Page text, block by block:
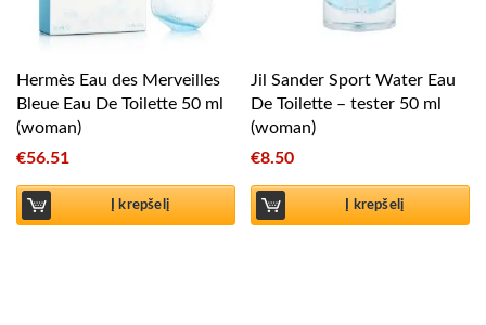
Hermès Eau des Merveilles
Bleue Eau De Toilette 50 ml
(woman)
€56.51
Į krepšelį
Jil Sander Sport Water Eau
De Toilette – tester 50 ml
(woman)
€8.50
Į krepšelį